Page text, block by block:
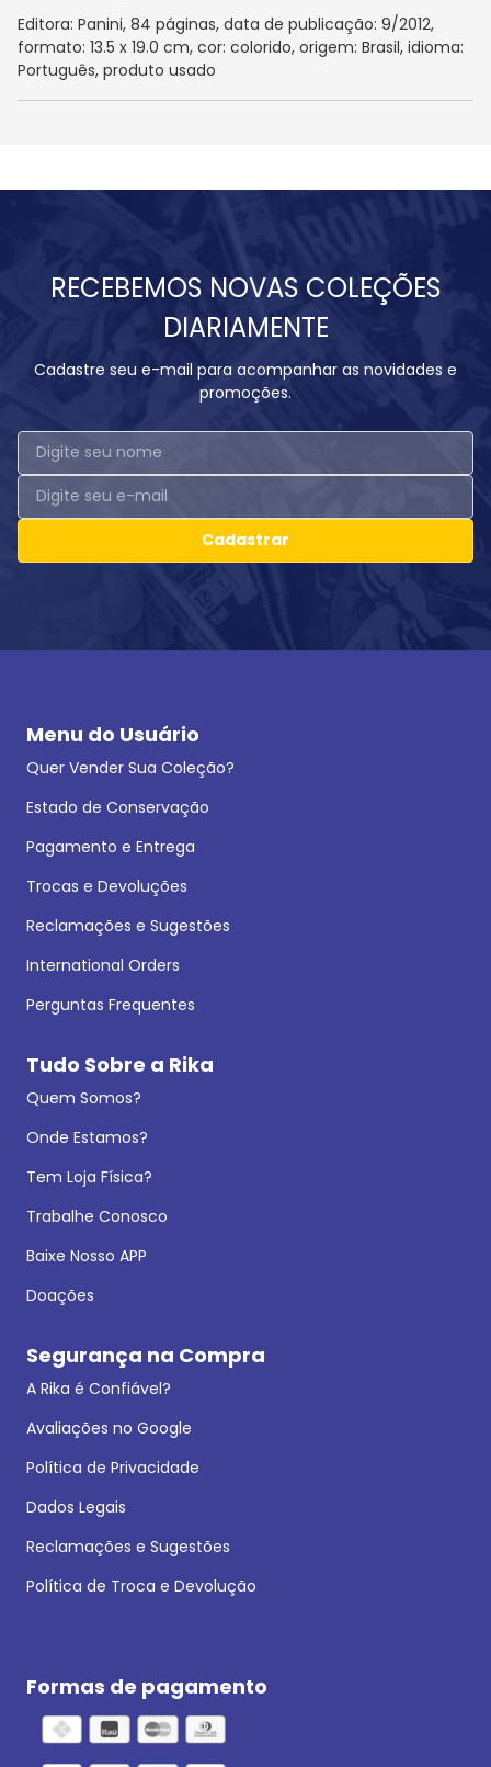
Editora: Panini, 84 páginas, data de publicação: 9/2012,
formato: 13.5 x 19.0 cm, cor: colorido, origem: Brasil, idioma:
Português, produto usado
RECEBEMOS NOVAS COLEÇÕES
DIARIAMENTE
Cadastre seu e-mail para acompanhar as novidades e
promoções.
Cadastrar
Menu do Usuário
Quer Vender Sua Coleção?
Estado de Conservação
Pagamento e Entrega
Trocas e Devoluções
Reclamações e Sugestões
International Orders
Perguntas Frequentes
Tudo Sobre a Rika
Quem Somos?
Onde Estamos?
Tem Loja Física?
Trabalhe Conosco
Baixe Nosso APP
Doações
Segurança na Compra
A Rika é Confiável?
Avaliações no Google
Política de Privacidade
Dados Legais
Reclamações e Sugestões
Política de Troca e Devolução
Formas de pagamento